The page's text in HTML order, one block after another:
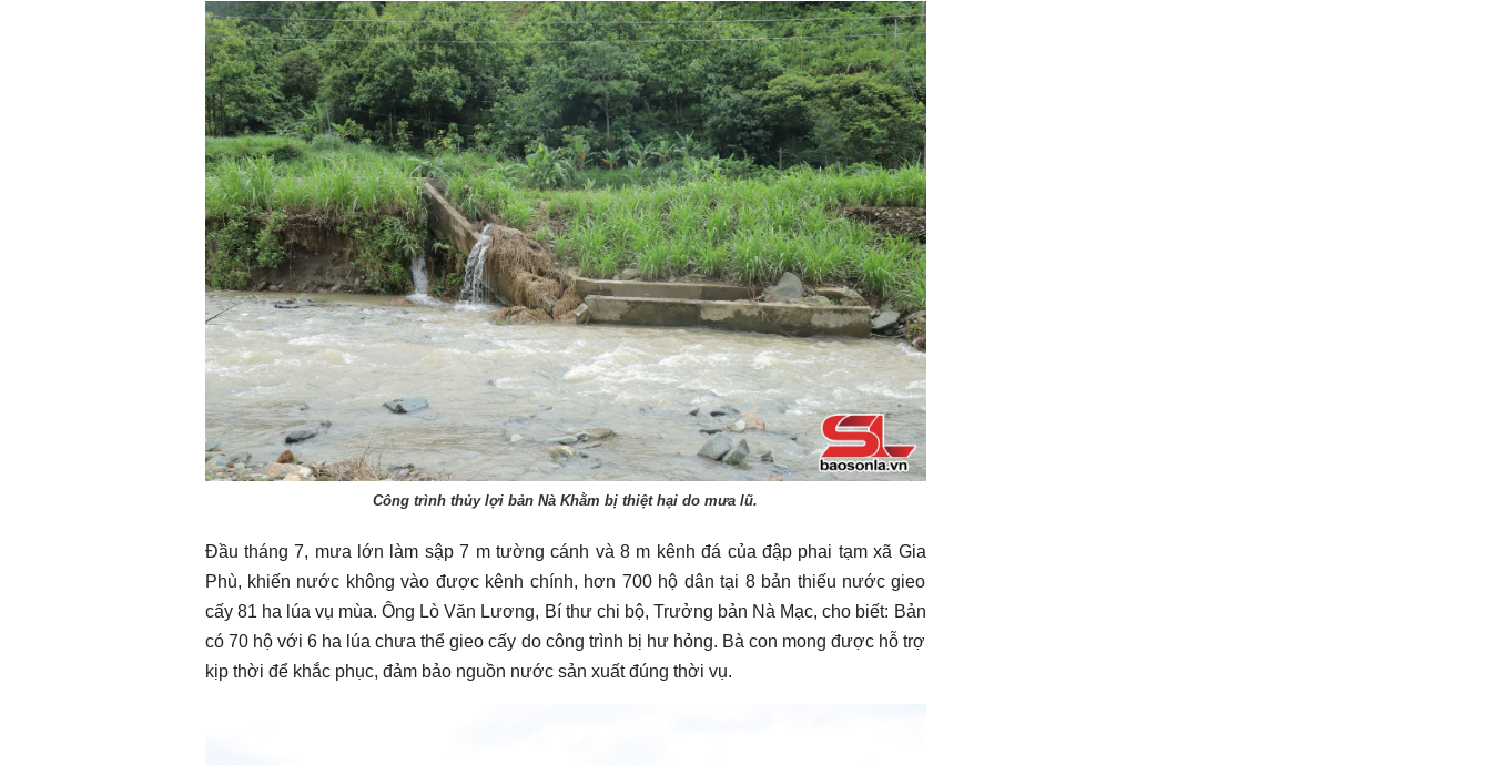
Công trình thủy lợi bản Nà Khằm bị thiệt hại do mưa lũ.
Đầu tháng 7, mưa lớn làm sập 7 m tường cánh và 8 m kênh đá của đập phai tạm xã Gia
Phù, khiến nước không vào được kênh chính, hơn 700 hộ dân tại 8 bản thiếu nước gieo
cấy 81 ha lúa vụ mùa. Ông Lò Văn Lương, Bí thư chi bộ, Trưởng bản Nà Mạc, cho biết: Bản
có 70 hộ với 6 ha lúa chưa thể gieo cấy do công trình bị hư hỏng. Bà con mong được hỗ trợ
kịp thời để khắc phục, đảm bảo nguồn nước sản xuất đúng thời vụ.